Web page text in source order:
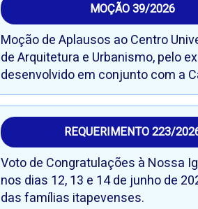
MOÇÃO 39/2026
Moção de Aplausos ao Centro
de Arquitetura e Urbanismo, pelo
desenvolvido em conjunto com a
REQUERIMENTO 223/
Voto de Congratulações à Nossa
nos dias 12, 13 e 14 de junho de
das famílias itapevenses.